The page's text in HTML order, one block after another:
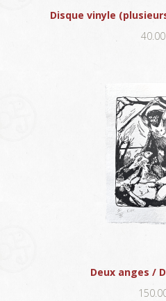
Disque vinyle
Deux anges /